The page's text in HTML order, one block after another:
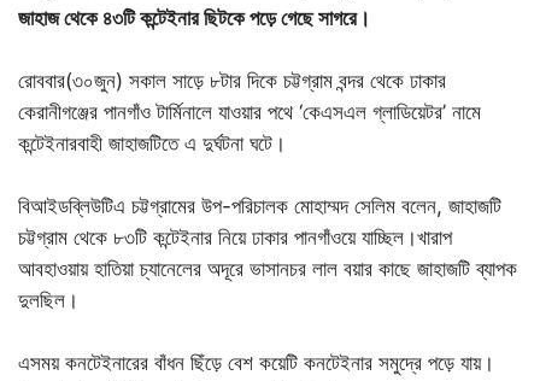
জাহাজ থেকে ৪৩টি কন্টেইনার ছিটকে পড়ে গেছে সাগরে।
রোববার(৩০জুন) সকাল সাড়ে ৮টার দিকে চট্টগ্রাম বন্দর থেকে ঢাকার
কেরানীগঞ্জের পানগাঁও টার্মিনালে যাওয়ার পথে ‘কেএসএল গ্লাডিয়েটর’ নামে
কন্টেইনারবাহী জাহাজটিতে এ দুর্ঘটনা ঘটে।
বিআইডব্লিউটিএ চট্টগ্রামের উপ-পরিচালক মোহাম্মদ সেলিম বলেন, জাহাজটি
চট্টগ্রাম থেকে ৮৩টি কন্টেইনার নিয়ে ঢাকার পানগাঁওয়ে যাচ্ছিল।খারাপ
আবহাওয়ায় হাতিয়া চ্যানেলের অদূরে ভাসানচর লাল বয়ার কাছে জাহাজটি ব্যাপক
দুলছিল।
এসময় কনটেইনারের বাঁধন ছিঁড়ে বেশ কয়েটি কনটেইনার সমুদ্রে পড়ে যায়।